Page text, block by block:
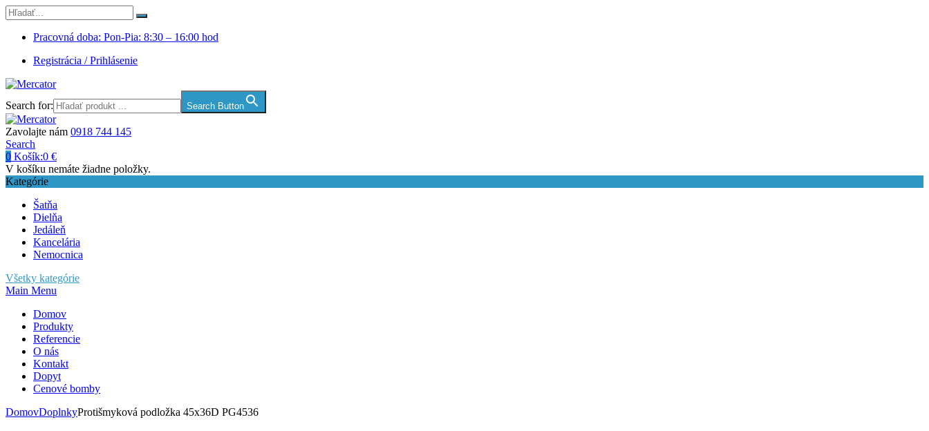
Pracovná doba: Pon-Pia: 8:30 – 16:00 hod
Registrácia / Prihlásenie
Search for: Search Button
Zavolajte nám 0918 744 145
Search
0 Košík:0 €
V košíku nemáte žiadne položky.
Kategórie
Šatňa
Dielňa
Jedáleň
Kancelária
Nemocnica
Všetky kategórie
Main Menu
Domov
Produkty
Referencie
O nás
Kontakt
Dopyt
Cenové bomby
DomovDoplnkyProtišmyková podložka 45x36D PG4536